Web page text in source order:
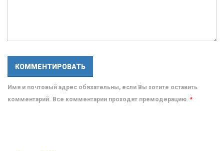
Имя и почтовый адрес обязательны, если Вы хотите оставить
комментарий. Все комментарии проходят премодерацию. *